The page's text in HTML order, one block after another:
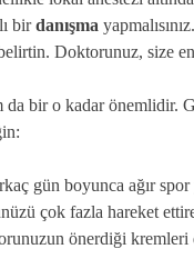
birdanışma
Doktorunuz, size
da bir o kadar
gün boyunca ağır spor
çok fazla hareket
önerdiği kremleri